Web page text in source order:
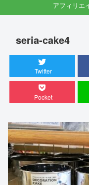
アフィリエ
seria-cake4
Twitter
Pocket